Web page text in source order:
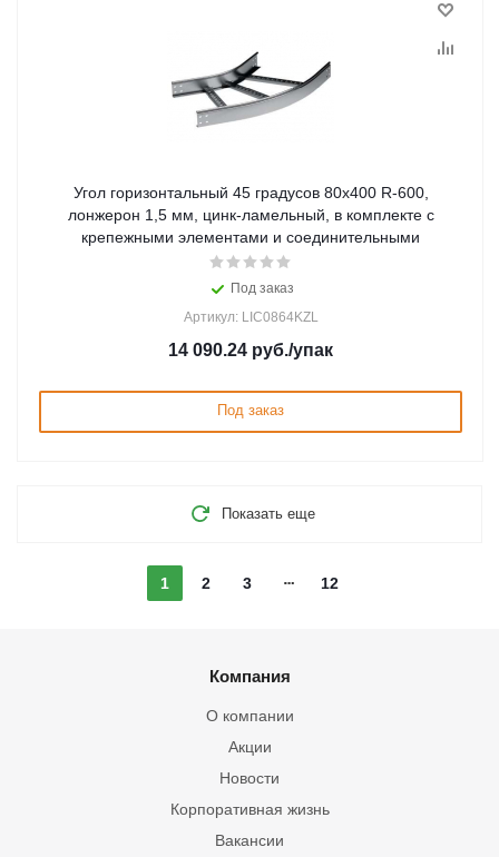
Угол горизонтальный 45 градусов 80x400 R-600,
лонжерон 1,5 мм, цинк-ламельный, в комплекте с
крепежными элементами и соединительными
Под заказ
Артикул: LIC0864KZL
14 090.24 руб./упак
Под заказ
Показать еще
1 2 3 12
Компания
О компании
Акции
Новости
Корпоративная жизнь
Вакансии